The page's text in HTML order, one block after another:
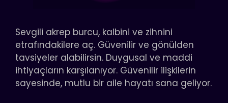
Sevgili akrep burcu, kalbini ve zihnini
etrafındakilere aç. Güvenilir ve gönülden
tavsiyeler alabilirsin. Duygusal ve maddi
ihtiyaçların karşılanıyor. Güvenilir ilişkilerin
sayesinde, mutlu bir aile hayatı sana geliyor.